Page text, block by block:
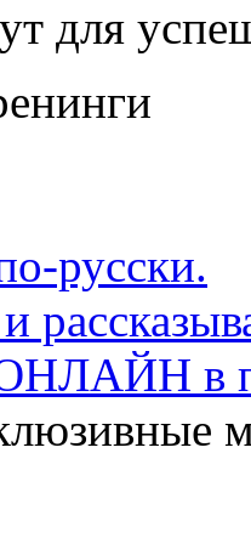
для
русски.
ОНЛАЙН в